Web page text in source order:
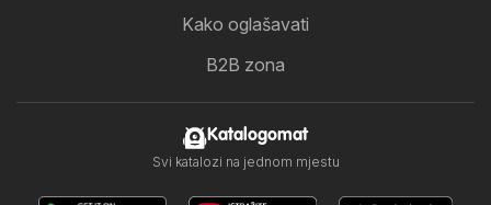
Kako oglašavati
B2B zona
Katalogomat
Svi katalozi na jednom mjestu